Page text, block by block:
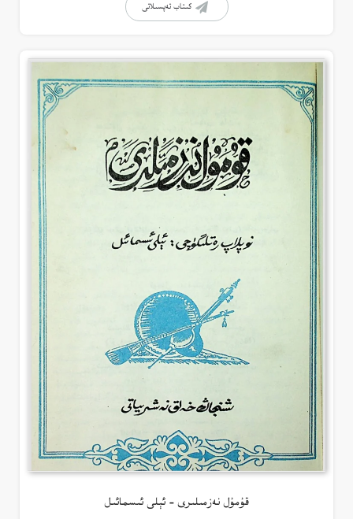
كىتاب تەپسىلاتى
قۇمۇل نەزمىلىرى – ئېلى ئىسمائىل